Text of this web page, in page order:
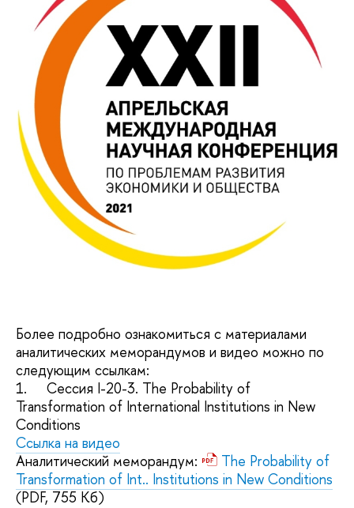
Более подробно ознакомиться с материалами
аналитических меморандумов и видео можно по
следующим ссылкам:
1. Сессия I-20-3. The Probability of
Transformation of International Institutions in New
Conditions
Ссылка на видео
Аналитический меморандум:
The Probability of
Transformation of Int.. Institutions in New Conditions
(PDF, 755 Кб)